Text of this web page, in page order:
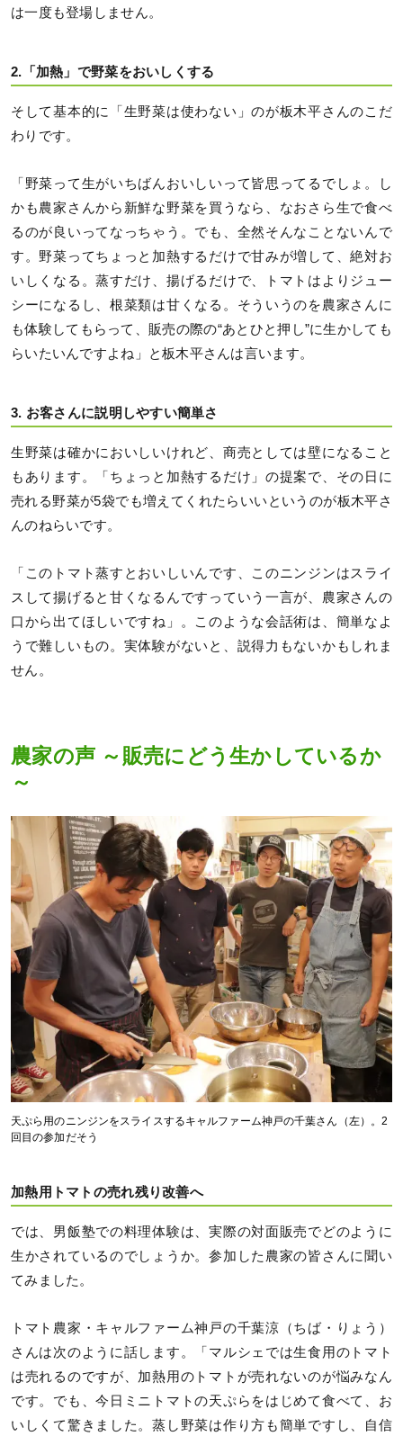
は一度も登場しません。
2.「加熱」で野菜をおいしくする
そして基本的に「生野菜は使わない」のが板木平さんのこだ
わりです。
「野菜って生がいちばんおいしいって皆思ってるでしょ。し
かも農家さんから新鮮な野菜を買うなら、なおさら生で食べ
るのが良いってなっちゃう。でも、全然そんなことないんで
す。野菜ってちょっと加熱するだけで甘みが増して、絶対お
いしくなる。蒸すだけ、揚げるだけで、トマトはよりジュー
シーになるし、根菜類は甘くなる。そういうのを農家さんに
も体験してもらって、販売の際の“あとひと押し”に生かしても
らいたいんですよね」と板木平さんは言います。
3. お客さんに説明しやすい簡単さ
生野菜は確かにおいしいけれど、商売としては壁になること
もあります。「ちょっと加熱するだけ」の提案で、その日に
売れる野菜が5袋でも増えてくれたらいいというのが板木平さ
んのねらいです。
「このトマト蒸すとおいしいんです、このニンジンはスライ
スして揚げると甘くなるんですっていう一言が、農家さんの
口から出てほしいですね」。このような会話術は、簡単なよ
うで難しいもの。実体験がないと、説得力もないかもしれま
せん。
農家の声 ～販売にどう生かしているか
～
天ぷら用のニンジンをスライスするキャルファーム神戸の千葉さん（左）。2
回目の参加だそう
加熱用トマトの売れ残り改善へ
では、男飯塾での料理体験は、実際の対面販売でどのように
生かされているのでしょうか。参加した農家の皆さんに聞い
てみました。
トマト農家・キャルファーム神戸の千葉涼（ちば・りょう）
さんは次のように話します。「マルシェでは生食用のトマト
は売れるのですが、加熱用のトマトが売れないのが悩みなん
です。でも、今日ミニトマトの天ぷらをはじめて食べて、お
いしくて驚きました。蒸し野菜は作り方も簡単ですし、自信